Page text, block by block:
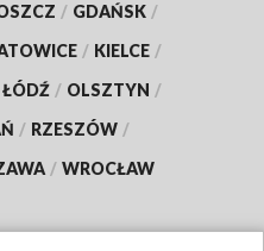
/ GDAŃSK /
/ KIELCE /
ŁÓDŹ / OLSZTYN /
/ RZESZÓW /
/ WROCŁAW